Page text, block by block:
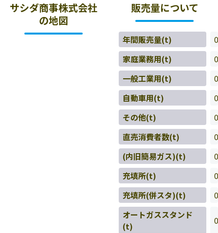
サシダ商事株式会社
の地図
販売量について
年間販売量(t)
0
家庭業務用(t)
0
一般工業用(t)
0
自動車用(t)
0
その他(t)
0
直売消費者数(t)
0
(内旧簡易ガス)(t)
0
充填所(t)
0
充填所(併スタ)(t)
0
オートガススタンド
(t)
0